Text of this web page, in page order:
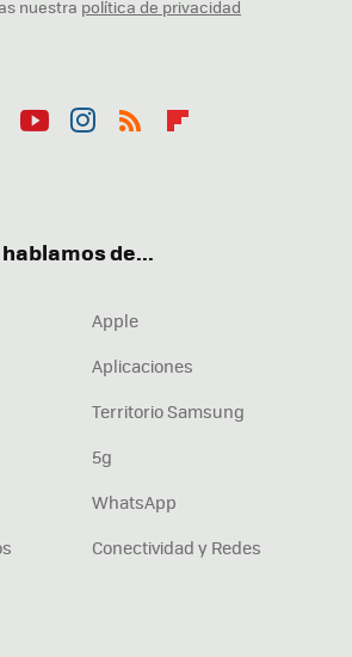
nuestra política de privacidad
de...
Apple
Aplicaciones
Territorio Samsung
5g
WhatsApp
Conectividad y Redes